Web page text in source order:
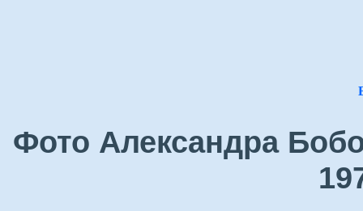
Фото Александра